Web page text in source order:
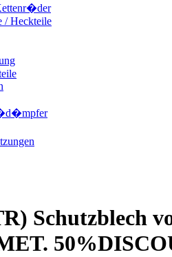
/ Heckteile
Schutzblech